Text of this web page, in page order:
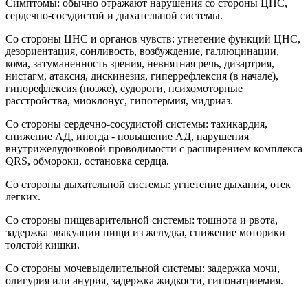
Симптомы: обычно отражают нарушения со стороны ЦНС,
сердечно-сосудистой и дыхательной системы.
Со стороны ЦНС и органов чувств: угнетение функций ЦНС,
дезориентация, сонливость, возбуждение, галлюцинации,
кома, затуманенность зрения, невнятная речь, дизартрия,
нистагм, атаксия, дискинезия, гиперрефлексия (в начале),
гипорефлексия (позже), судороги, психомоторные
расстройства, миоклонус, гипотермия, мидриаз.
Со стороны сердечно-сосудистой системы: тахикардия,
снижение АД, иногда - повышение АД, нарушения
внутрижелудочковой проводимости с расширением комплекса
QRS, обмороки, остановка сердца.
Со стороны дыхательной системы: угнетение дыхания, отек
легких.
Со стороны пищеварительной системы: тошнота и рвота,
задержка эвакуации пищи из желудка, снижение моторики
толстой кишки.
Со стороны мочевыделительной системы: задержка мочи,
олигурия или анурия, задержка жидкости, гипонатриемия.